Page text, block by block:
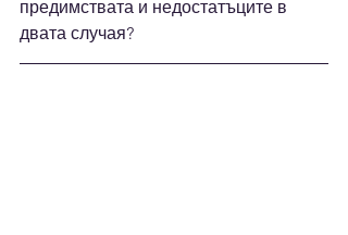
предимствата и недостатъците в
двата случая?